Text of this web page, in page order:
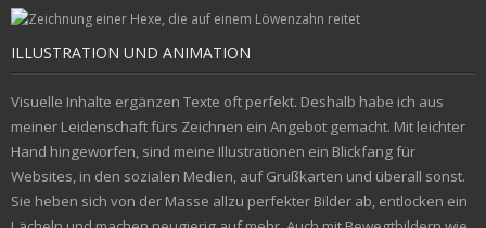
ILLUSTRATION UND ANIMATION
Visuelle Inhalte ergänzen Texte oft perfekt. Deshalb habe ich aus
meiner Leidenschaft fürs Zeichnen ein Angebot gemacht. Mit leichter
Hand hingeworfen, sind meine Illustrationen ein Blickfang für
Websites, in den sozialen Medien, auf Grußkarten und überall sonst.
Sie heben sich von der Masse allzu perfekter Bilder ab, entlocken ein